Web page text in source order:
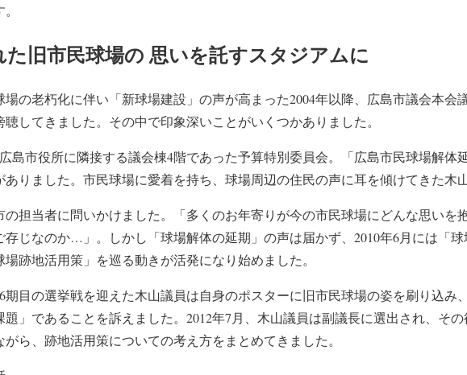
た旧市民球場の 思いを託すスタジアムに
場の老朽化に伴い「新球場建設」の声が高まった2004年以降、広島市議会本会
してきました。その中で印象深いことがいくつかありました。
島市役所に隣接する議会棟4階であった予算特別委員会。「広島市民球場解体
ありました。市民球場に愛着を持ち、球場周辺の住民の声に耳を傾けてきた木
の担当者に問いかけました。「多くのお年寄りが今の市民球場にどんな思いを
存じなのか…」。しかし「球場解体の延期」の声は届かず、2010年6月には「球
場跡地活用策」を巡る動きが活発になり始めました。
期目の選挙戦を迎えた木山議員は自身のポスターに旧市民球場の姿を刷り込み
題」であることを訴えました。2012年7月、木山議員は副議長に選出され、そ
がら、跡地活用策についての考え方をまとめてきました。